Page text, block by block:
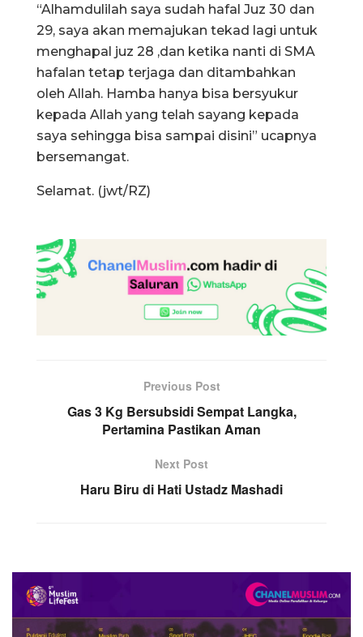
“Alhamdulilah saya sudah hafal Juz 30 dan
29, saya akan memajukan tekad lagi untuk
menghapal juz 28 ,dan ketika nanti di SMA
hafalan tetap terjaga dan ditambahkan
oleh Allah. Hamba hanya bisa bersyukur
kepada Allah yang telah sayang kepada
saya sehingga bisa sampai disini” ucapnya
bersemangat.
Selamat. (jwt/RZ)
Previous Post
Gas 3 Kg Bersubsidi Sempat Langka,
Pertamina Pastikan Aman
Next Post
Haru Biru di Hati Ustadz Mashadi